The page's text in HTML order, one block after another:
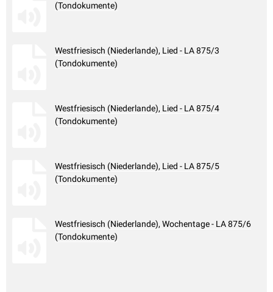
(Tondokumente)
Westfriesisch (Niederlande), Lied - LA 875/3
(Tondokumente)
Westfriesisch (Niederlande), Lied - LA 875/4
(Tondokumente)
Westfriesisch (Niederlande), Lied - LA 875/5
(Tondokumente)
Westfriesisch (Niederlande), Wochentage - LA 875/6
(Tondokumente)